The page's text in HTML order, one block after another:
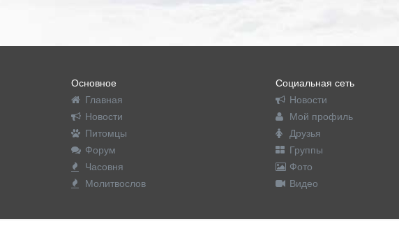
Основное
Главная
Новости
Питомцы
Форум
Часовня
Молитвослов
Социальная сеть
Новости
Мой профиль
Друзья
Группы
Фото
Видео